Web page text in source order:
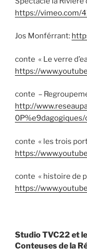
https://vimeo.com/
Jos Monférrant:
conte « Le verre
https://
conte –
http://
conte « les trois
https://
conte « histoire de
https://
Studio TVC22 et
Conteuses de la